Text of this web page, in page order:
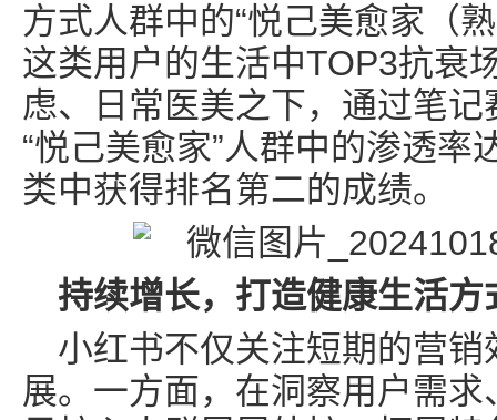
方式人群中的“悦己美愈家（
这类用户的生活中TOP3抗
虑、日常医美之下，通过笔
“悦己美愈家”人群中的渗透
类中获得排名第二的成绩。
持续增长，打造健康生活方
小红书不仅关注短期的营
展。一方面，在洞察用户需